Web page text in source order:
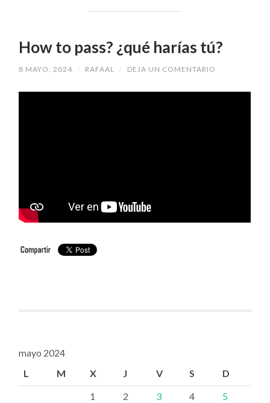
How to pass? ¿qué harías tú?
8 MAYO, 2024 / RAFAAL / DEJA UN COMENTARIO
mayo 2024
L
M X J V S D
1 2 3 4
5